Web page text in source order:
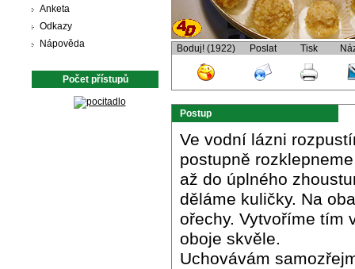
Anketa
Odkazy
Nápověda
Počet přístupů
Boduj! (1922) Poslat Tisk
Postup
Ve vodní lázni
postupně
až do úplného
děláme kuličky. Na
ořechy. Vytvoříme tím
oboje skvěle.
Uchovávám